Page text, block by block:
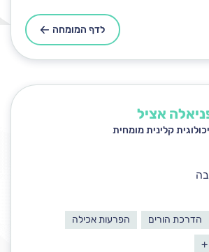
לדף המומחה
אציל
קלינית מומחית
הדרכת הורים
הפרעות אכילה
+